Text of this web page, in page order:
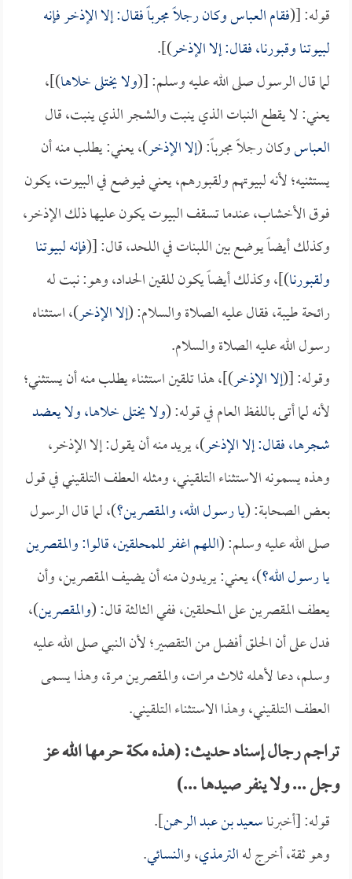
قوله: [(فقامالعباسوكان رجلاً مجرباً فقال: إلا الإذخر فإنه
لبيوتنا وقبورنا، فقال: إلا الإذخر)].
لما قال الرسول صلى الله عليه وسلم: [(ولا يختلى خلاها)]،
يعني: لا يقطع النبات الذي ينبت والشجر الذي ينبت، قال
العباسوكان رجلاً مجرباً: (إلا الإذخر)، يعني: يطلب منه أن
يستثنيه؛ لأنه لبيوتهم ولقبورهم، يعني فيوضع في البيوت، يكون
فوق الأخشاب، عندما تسقف البيوت يكون عليها ذلك الإذخر،
وكذلك أيضاً يوضع بين اللبنات في اللحد، قال: [(فإنه لبيوتنا
ولقبورنا)]، وكذلك أيضاً يكون للقين الحداد، وهو: نبت له
رائحة طيبة، فقال عليه الصلاة والسلام: (إلا الإذخر)، استثناه
رسول الله عليه الصلاة والسلام.
وقوله: [(إلا الإذخر)]، هذا تلقين استثناء يطلب منه أن يستثني؛
لأنه لما أتى باللفظ العام في قوله: (ولا يختلى خلاها، ولا يعضد
شجرها، فقال: إلا الإذخر)، يريد منه أن يقول: إلا الإذخر،
وهذه يسمونه الاستثناء التلقيني، ومثله العطف التلقيني في قول
بعض الصحابة: (يا رسول الله، والمقصرين؟)، لما قال الرسول
صلى الله عليه وسلم: (اللهم اغفر للمحلقين، قالوا: والمقصرين
يا رسول الله؟)، يعني: يريدون منه أن يضيف المقصرين، وأن
يعطف المقصرين على المحلقين، ففي الثالثة قال: (والمقصرين)،
فدل على أن الحلق أفضل من التقصير؛ لأن النبي صلى الله عليه
وسلم، دعا لأهله ثلاث مرات، والمقصرين مرة، وهذا يسمى
العطف التلقيني، وهذا الاستثناء التلقيني.
تراجم رجال إسناد حديث: (هذه مكة حرمها الله عز
وجل ... ولا ينفر صيدها ...)
قوله: [أخبرناسعيد بن عبد الرحمن].
وهو ثقة، أخرج لهالترمذي، والنسائي.